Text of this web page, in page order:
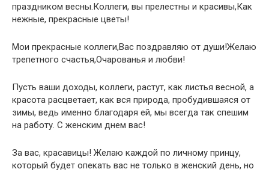
праздником весны.Коллеги, вы прелестны и красивы,Как
нежные, прекрасные цветы!
Мои прекрасные коллеги,Вас поздравляю от души!Желаю
трепетного счастья,Очарованья и любви!
Пусть ваши доходы, коллеги, растут, как листья весной, а
красота расцветает, как вся природа, пробудившаяся от
зимы, ведь именно благодаря ей, мы всегда так спешим
на работу. С женским днем вас!
За вас, красавицы! Желаю каждой по личному принцу,
который будет опекать вас не только в женский день, но